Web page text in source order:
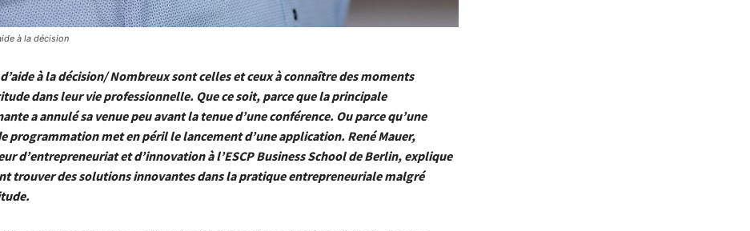
à la décision
à la décision/ Nombreux sont celles et ceux à connaître des moments
dans leur vie professionnelle. Que ce soit, parce que la principale
a annulé sa venue peu avant la tenue d’une conférence. Ou parce qu’une
programmation met en péril le lancement d’une application. René Mauer,
d’entrepreneuriat et d’innovation à l’ESCP Business School de Berlin, explique
trouver des solutions innovantes dans la pratique entrepreneuriale malgré